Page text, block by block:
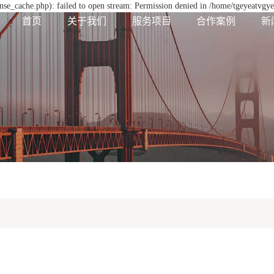
failed to open stream: Permission denied in /home/
首页 关于我们 服务项目 合作案例 新